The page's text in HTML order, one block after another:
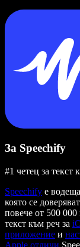
За Speechify
#1 четец за текст
Speechify е
която се
повече от 500 000
текст към реч за
приложение и